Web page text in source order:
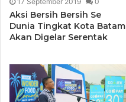
Aksi Bersih Bersih Se
Dunia Tingkat Kota Batam
Akan Digelar Serentak